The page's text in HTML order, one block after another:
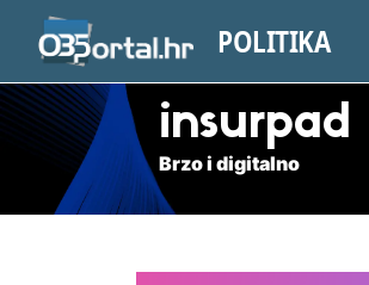
POLITIKA
insurpad
Brzo i digitalno